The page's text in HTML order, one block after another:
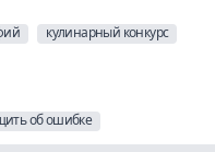
кулинарный конкурс
об ошибке